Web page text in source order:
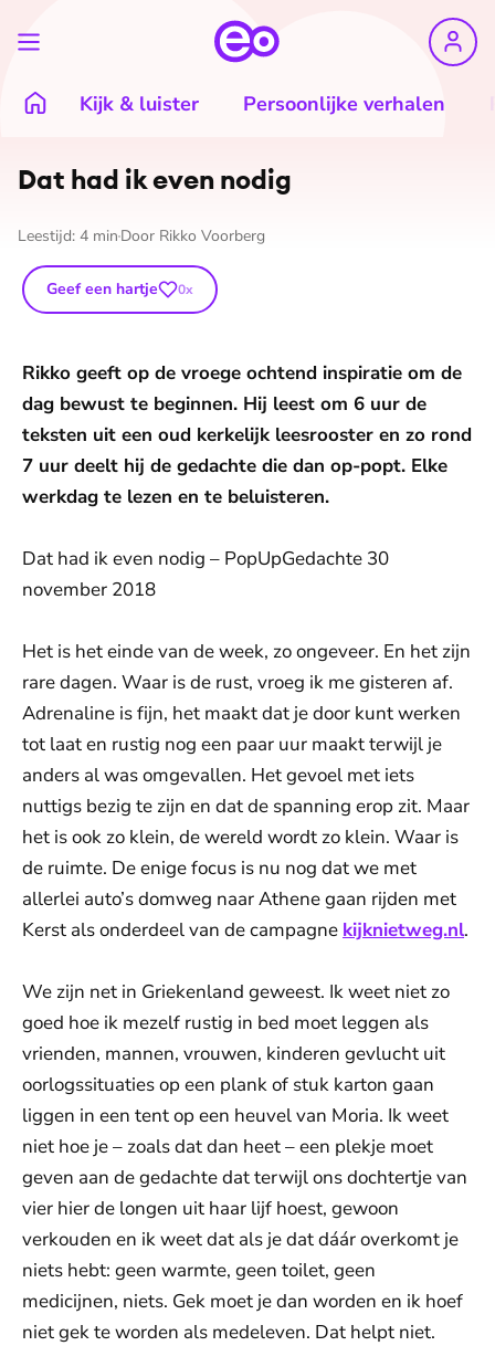
Kijk & luister Persoonlijke verhalen
Dat had ik even nodig
Leestijd: 4 min Door Rikko Voorberg
Geef een hartje 0x
Rikko geeft op de vroege ochtend inspiratie om de
dag bewust te beginnen. Hij leest om 6 uur de
teksten uit een oud kerkelijk leesrooster en zo rond
7 uur deelt hij de gedachte die dan op-popt. Elke
werkdag te lezen en te beluisteren.
Dat had ik even nodig – PopUpGedachte 30
november 2018
Het is het einde van de week, zo ongeveer. En het zijn
rare dagen. Waar is de rust, vroeg ik me gisteren af.
Adrenaline is fijn, het maakt dat je door kunt werken
tot laat en rustig nog een paar uur maakt terwijl je
anders al was omgevallen. Het gevoel met iets
nuttigs bezig te zijn en dat de spanning erop zit. Maar
het is ook zo klein, de wereld wordt zo klein. Waar is
de ruimte. De enige focus is nu nog dat we met
allerlei auto’s domweg naar Athene gaan rijden met
Kerst als onderdeel van de campagne kijknietweg.nl.
We zijn net in Griekenland geweest. Ik weet niet zo
goed hoe ik mezelf rustig in bed moet leggen als
vrienden, mannen, vrouwen, kinderen gevlucht uit
oorlogssituaties op een plank of stuk karton gaan
liggen in een tent op een heuvel van Moria. Ik weet
niet hoe je – zoals dat dan heet – een plekje moet
geven aan de gedachte dat terwijl ons dochtertje van
vier hier de longen uit haar lijf hoest, gewoon
verkouden en ik weet dat als je dat dáár overkomt je
niets hebt: geen warmte, geen toilet, geen
medicijnen, niets. Gek moet je dan worden en ik hoef
niet gek te worden als medeleven. Dat helpt niet.